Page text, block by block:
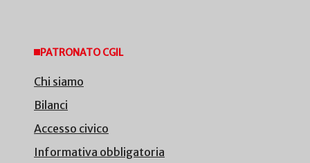
PATRONATO CGIL
Chi siamo
Bilanci
Accesso civico
Informativa obbligatoria